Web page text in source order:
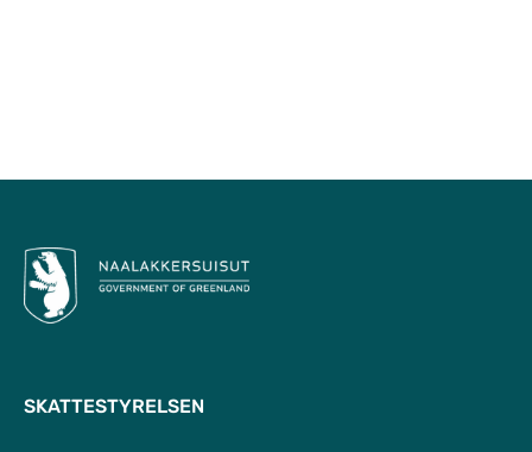
SKATTESTYRELSEN